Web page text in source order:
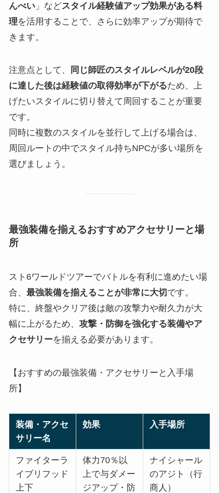
んべい」などスタイル経験値アップ効果がある料
理を活用することで、さらに効率アップが期待で
きます。
注意点として、
同じ師匠のスタイルレベルが20段
に達した後は経験値の取得効率が下がるため、上
げたいスタイルに切り替えて周回することが重要
です。
同時に複数のスタイルを並行して上げる場合は、
周回ルートの中でスタイル持ちNPCが多い場所を
選びましょう。
最強装備を揃えるおすすめアクセサリーと場
所
スト6ワールドツアーでバトルを有利に進めたい場
合、 最強装備を揃えることが非常に大切です。
特に、終盤やクリア後は敵の攻撃力や耐久力が大
幅に上がるため、 攻撃・防御を強化する装備やア
クセサリーを揃える必要があります。
【おすすめの最強装備・アクセサリーと入手場
所】
装備・アクセ
サリー名
効果 入手場所
ファイターラ
イブリフッド
上下
体力70％以
上で与ダメー
ジアップ・防
ナイシャール
のアジト（行
商人）